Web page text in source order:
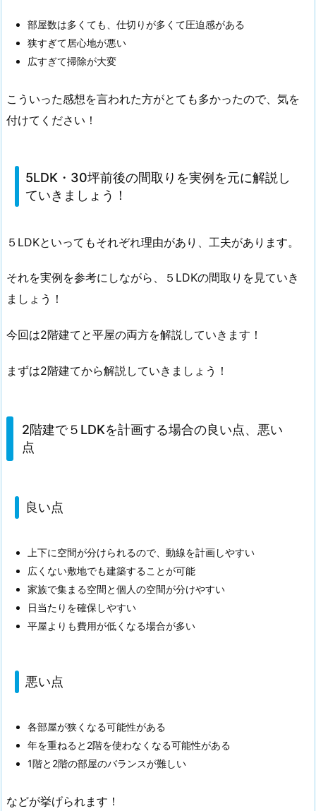
部屋数は多くても、仕切りが多くて圧迫感がある
狭すぎて居心地が悪い
広すぎて掃除が大変
こういった感想を言われた方がとても多かったので、気を
付けてください！
5LDK・30坪前後の間取りを実例を元に解説し
ていきましょう！
５LDKといってもそれぞれ理由があり、工夫があります。
それを実例を参考にしながら、５LDKの間取りを見ていき
ましょう！
今回は2階建てと平屋の両方を解説していきます！
まずは2階建てから解説していきましょう！
2階建で５LDKを計画する場合の良い点、悪い
点
良い点
上下に空間が分けられるので、動線を計画しやすい
広くない敷地でも建築することが可能
家族で集まる空間と個人の空間が分けやすい
日当たりを確保しやすい
平屋よりも費用が低くなる場合が多い
悪い点
各部屋が狭くなる可能性がある
年を重ねると2階を使わなくなる可能性がある
1階と2階の部屋のバランスが難しい
などが挙げられます！